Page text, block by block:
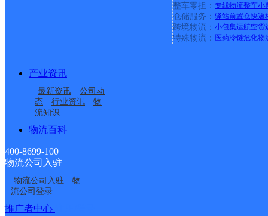
整车零担： 专线物流整车小
仓储服务： 驿站前置仓快递
跨境物流： 小包集运航空货
特殊物流： 医药冷链危化物
产业资讯
最新资讯
公司动
态
行业资讯
物
流知识
物流百科
400-8699-100
物流公司入驻
物流公司入驻
物
流公司登录
推广者中心
克州阿图什
吉木萨尔县兵团农六师
红旗农场合作点ID12193
新和县桑塔木农场合作
点ID12650
乌鲁木齐沙依巴克区雅
山北路营业部
阜康市兵团二二二团农
场合作点ID12230
喀什岳普湖县营业部
接口API